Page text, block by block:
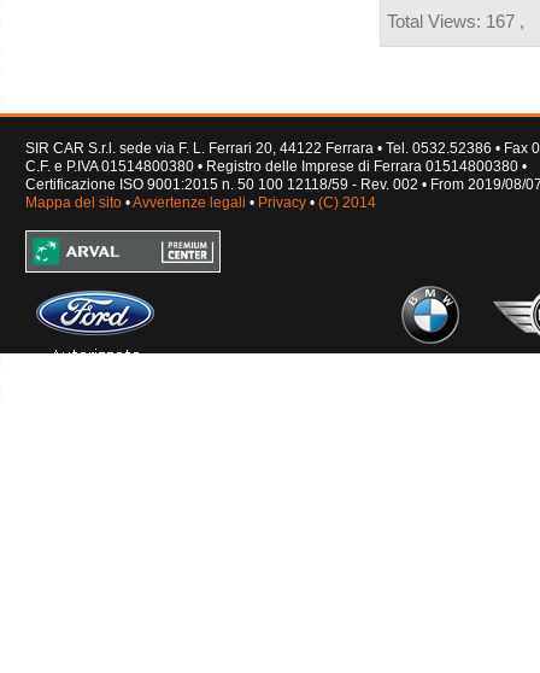
Total Views: 167 ,
SIR CAR S.r.l. sede via F. L. Ferrari 20, 44122 Ferrara • Tel. 0532.52386 • Fax
C.F. e P.IVA 01514800380 • Registro delle Imprese di Ferrara 01514800380 •
Certificazione ISO 9001:2015 n. 50 100 12118/59 - Rev. 002 • From 2019/08/
Mappa del sito•Avvertenze legali • Privacy• (C) 2014